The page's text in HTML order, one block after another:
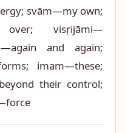
svām—my own;
over; visṛijāmi—
and again;
imam—these;
their control;